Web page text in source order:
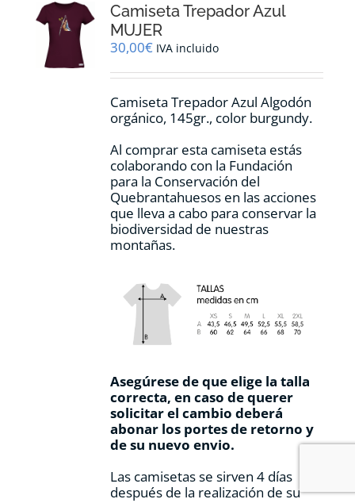
se
elegir
la
de
producto
Camiseta Trepador Azul
MUJER
30,00€ IVA incluido
Camiseta Trepador Azul Algodón
orgánico, 145gr., color burgundy.
Al comprar esta camiseta estás
colaborando con la Fundación
para la Conservación del
Quebrantahuesos en las acciones
que lleva a cabo para conservar la
biodiversidad de nuestras
montañas.
Asegúrese de que elige la talla
correcta, en caso de querer
solicitar el cambio deberá
abonar los portes de retorno y
de su nuevo envio.
Las camisetas se sirven 4 días
después de la realización de su